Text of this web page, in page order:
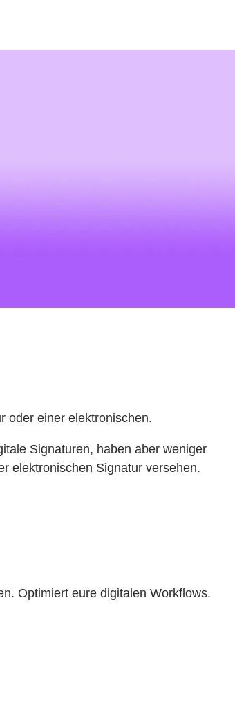
oder einer elektronischen.
Signaturen, haben aber weniger
elektronischen Signatur versehen.
Optimiert eure digitalen Workflows.